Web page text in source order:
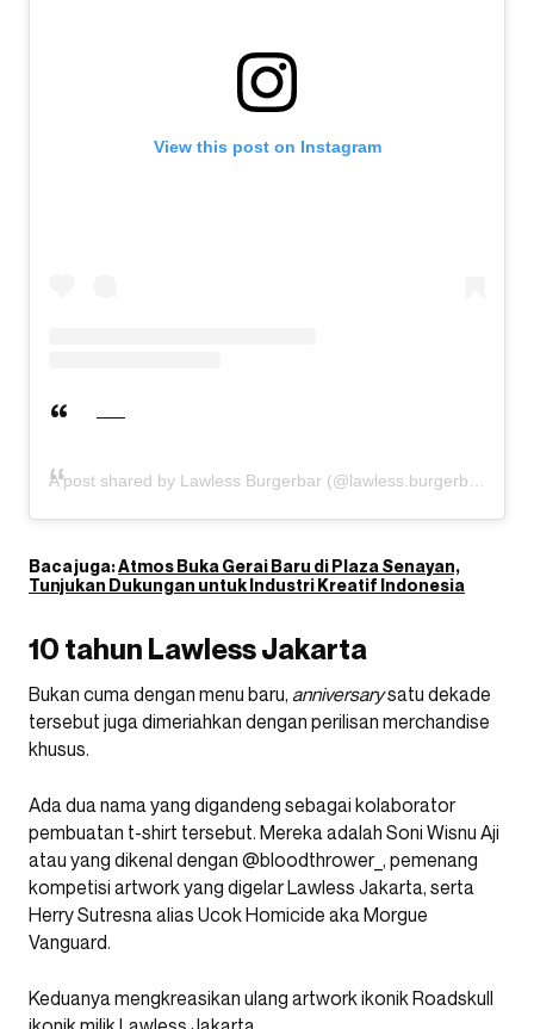
View this post on Instagram
A post shared by Lawless Burgerbar (@lawless.burgerbar)
Baca juga:Atmos Buka Gerai Baru di Plaza Senayan,
Tunjukan Dukungan untuk Industri Kreatif Indonesia
10 tahun Lawless Jakarta
Bukan cuma dengan menu baru, anniversarysatu dekade
tersebut juga dimeriahkan dengan perilisan merchandise
khusus.
Ada dua nama yang digandeng sebagai kolaborator
pembuatan t-shirt tersebut. Mereka adalah Soni Wisnu Aji
atau yang dikenal dengan @bloodthrower_, pemenang
kompetisi artwork yang digelar Lawless Jakarta, serta
Herry Sutresna alias Ucok Homicide aka Morgue
Vanguard.
Keduanya mengkreasikan ulang artwork ikonik Roadskull